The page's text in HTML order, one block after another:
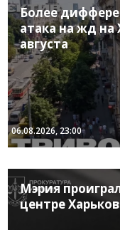
Более
атака на жд
августа
06.08.2026, 23:00
Мэрия
центре